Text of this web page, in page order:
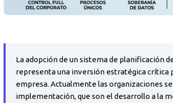
La adopción de un sistema de planificación
representa una inversión estratégica crítica
empresa. Actualmente las organizaciones
implementación, que son el desarrollo a la